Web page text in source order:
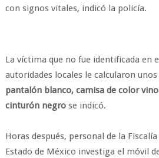
con signos vitales, indicó la policía.
La víctima que no fue identificada en
autoridades locales le calcularon unos
pantalón blanco, camisa de color
cinturón negrose indicó.
Horas después, personal de la
Estado de México investiga el móvil